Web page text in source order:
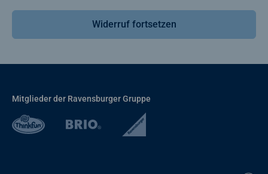
Widerruf fortsetzen
Mitglieder der Ravensburger Gruppe